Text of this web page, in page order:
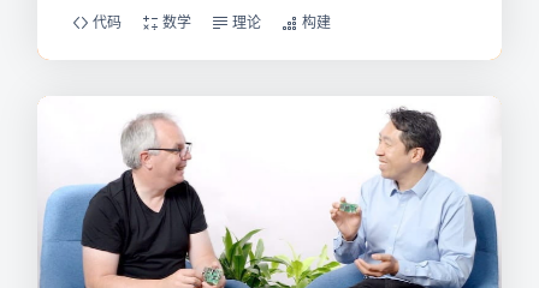
代码 数学 理论 构建